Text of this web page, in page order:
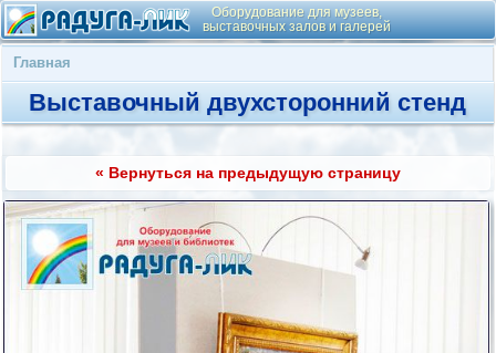
Оборудование для музеев,
выставочных залов и галерей
Главная
Выставочный двухсторонний стенд
« Вернуться на предыдущую страницу